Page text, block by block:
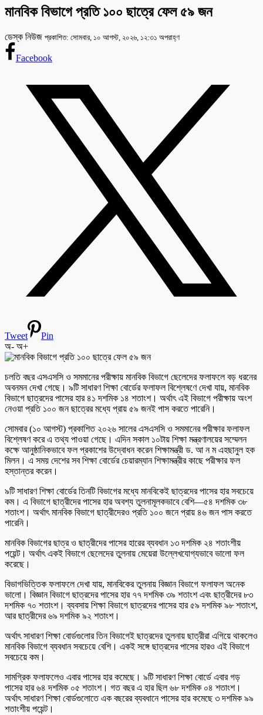
মানবিক বিভাগে প্রতি ১০০ ছাত্রে ফেল ৫৯ জন
ডেস্ক নিউজ প্রকাশিত: সোমবার, ১০ আগস্ট, ২০২৬, ১২:৩১ অপরাহ্ণ
Facebook
Tweet
Pin
অ- অ+
চলতি বছর এসএসসি ও সমমানের পরীক্ষায় মানবিক বিভাগে ছেলেদের ফলাফলে বড় ধরনের
অবনমন দেখা গেছে। ৯টি সাধারণ শিক্ষা বোর্ডের ফলাফল বিশ্লেষণে দেখা যায়, মানবিক
বিভাগে ছাত্রদের পাসের হার ৪১ দশমিক ১৪ শতাংশ। অর্থাৎ এই বিভাগে পরীক্ষায় অংশ
নেওয়া প্রতি ১০০ জন ছাত্রের মধ্যে প্রায় ৫৯ জনই পাস করতে পারেনি।
সোমবার (১০ আগস্ট) প্রকাশিত ২০২৬ সালের এসএসসি ও সমমানের পরীক্ষার ফলাফল
বিশ্লেষণ করে এ তথ্য পাওয়া গেছে। এদিন সকাল ১০টায় শিক্ষা মন্ত্রণালয়ের সম্মেলন
কক্ষে আনুষ্ঠানিকভাবে ফল প্রকাশের উদ্বোধন করেন শিক্ষামন্ত্রী ড. আ ন ম এহছানুল হক
মিলন। এ সময় দেশের সব শিক্ষা বোর্ডের চেয়ারম্যান শিক্ষামন্ত্রীর কাছে পরীক্ষার ফল
হস্তান্তর করেন।
৯টি সাধারণ শিক্ষা বোর্ডের তিনটি বিভাগের মধ্যে মানবিকেই ছাত্রদের পাসের হার সবচেয়ে
কম। এ বিভাগে ছাত্রীদের পাসের হার অবশ্য তুলনামূলকভাবে বেশি—৫৪ দশমিক ৩৮
শতাংশ। অর্থাৎ মানবিক বিভাগে ছাত্রীদেরও প্রতি ১০০ জনে প্রায় ৪৬ জন পাস করতে
পারেনি।
মানবিক বিভাগের ছাত্র ও ছাত্রীদের পাসের হারের ব্যবধান ১৩ দশমিক ২৪ শতাংশীয়
পয়েন্ট। অর্থাৎ একই বিভাগে ছেলেদের তুলনায় মেয়েরা উল্লেখযোগ্যভাবে ভালো ফল
করেছে।
বিভাগভিত্তিক ফলাফলে দেখা যায়, মানবিকের তুলনায় বিজ্ঞান বিভাগে ফলাফল অনেক
ভালো। বিজ্ঞান বিভাগে ছাত্রদের পাসের হার ৭৭ দশমিক ৩৯ শতাংশ এবং ছাত্রীদের ৮৩
দশমিক ৭০ শতাংশ। ব্যবসায় শিক্ষা বিভাগে ছাত্রদের পাসের হার ৫৯ দশমিক ৯৮ শতাংশ,
আর ছাত্রীদের ৬৯ দশমিক ৯২ শতাংশ।
অর্থাৎ সাধারণ শিক্ষা বোর্ডগুলোর তিন বিভাগেই ছাত্রদের তুলনায় ছাত্রীরা এগিয়ে থাকলেও
মানবিক বিভাগে ব্যবধান সবচেয়ে বেশি। একই সঙ্গে ছাত্রদের পাসের হারও এই বিভাগে
সবচেয়ে কম।
সামগ্রিক ফলাফলেও এবার পাসের হার কমেছে। ৯টি সাধারণ শিক্ষা বোর্ডে এবার গড়
পাসের হার ৬৪ দশমিক ০৫ শতাংশ। গত বছর এ হার ছিল ৬৮ দশমিক ০৪ শতাংশ।
অর্থাৎ সাধারণ শিক্ষা বোর্ডগুলোতে এক বছরের ব্যবধানে পাসের হার কমেছে ৩ দশমিক ৯৯
শতাংশীয় পয়েন্ট।